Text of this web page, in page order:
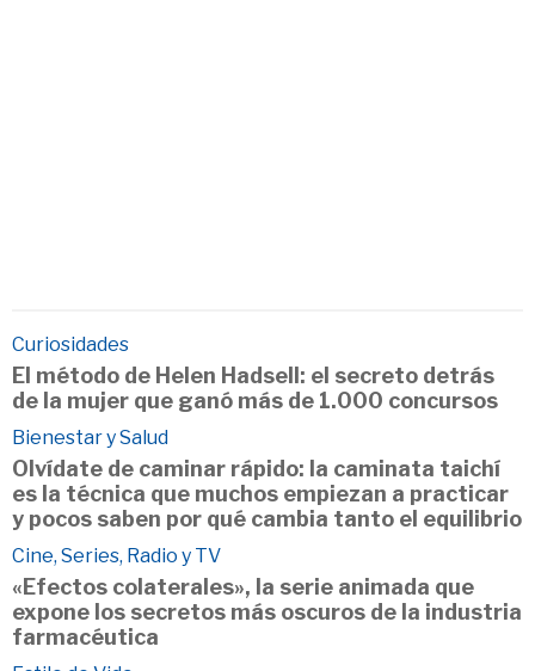
Curiosidades
El método de Helen Hadsell: el secreto detrás
de la mujer que ganó más de 1.000 concursos
Bienestar y Salud
Olvídate de caminar rápido: la caminata taichí
es la técnica que muchos empiezan a practicar
y pocos saben por qué cambia tanto el equilibrio
Cine, Series, Radio y TV
«Efectos colaterales», la serie animada que
expone los secretos más oscuros de la industria
farmacéutica